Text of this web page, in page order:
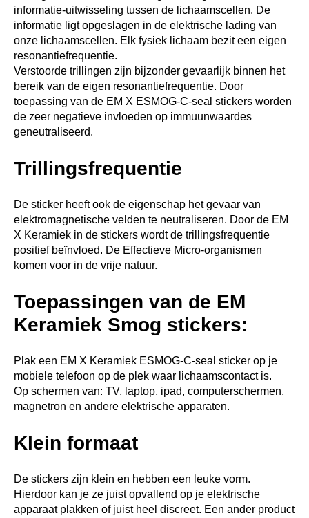
informatie-uitwisseling tussen de lichaamscellen. De
informatie ligt opgeslagen in de elektrische lading van
onze lichaamscellen. Elk fysiek lichaam bezit een eigen
resonantiefrequentie.
Verstoorde trillingen zijn bijzonder gevaarlijk binnen het
bereik van de eigen resonantiefrequentie. Door
toepassing van de EM X ESMOG-C-seal stickers worden
de zeer negatieve invloeden op immuunwaardes
geneutraliseerd.
Trillingsfrequentie
De sticker heeft ook de eigenschap het gevaar van
elektromagnetische velden te neutraliseren. Door de EM
X Keramiek in de stickers wordt de trillingsfrequentie
positief beïnvloed. De Effectieve Micro-organismen
komen voor in de vrije natuur.
Toepassingen van de EM
Keramiek Smog stickers:
Plak een EM X Keramiek ESMOG-C-seal sticker op je
mobiele telefoon op de plek waar lichaamscontact is.
Op schermen van: TV, laptop, ipad, computerschermen,
magnetron en andere elektrische apparaten.
Klein formaat
De stickers zijn klein en hebben een leuke vorm.
Hierdoor kan je ze juist opvallend op je elektrische
apparaat plakken of juist heel discreet. Een ander product